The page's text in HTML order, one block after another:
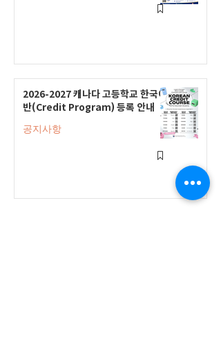
2026-2027 캐나다 고등학교 한국어
반(Credit Program) 등록 안내
공지사항